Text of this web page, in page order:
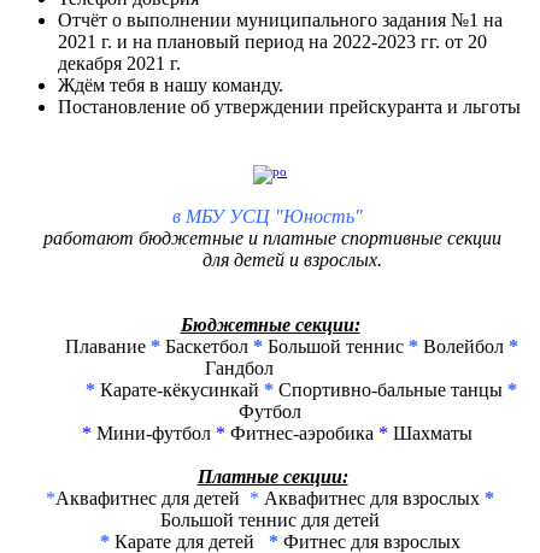
Отчёт о выполнении муниципального задания №1 на
2021 г. и на плановый период на 2022-2023 гг. от 20
декабря 2021 г.
Ждём тебя в нашу команду.
Постановление об утверждении прейскуранта и льготы
в МБУ УСЦ "Юность"
работают бюджетные и платные спортивные секции
для детей и взрослых.
Бюджетные секции:
Плавание * Баскетбол * Большой теннис * Волейбол *
Гандбол
* Карате-кёкусинкай * Спортивно-бальные танцы *
Футбол
* Мини-футбол * Фитнес-аэробика * Шахматы
Платные секции:
*Аквафитнес для детей * Аквафитнес для взрослых *
Большой теннис для детей
* Карате для детей * Фитнес для взрослых